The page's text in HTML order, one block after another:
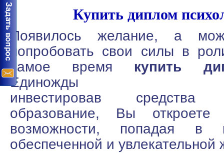
Купить диплом
Появилось желание, а
попробовать свои силы в
самое время купить
Единожды
инвестировав
образование, Вы
возможности, попадая в
обеспеченной и увлекательной